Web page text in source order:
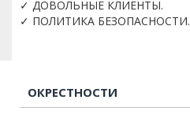
✓ ДОВОЛЬНЫЕ КЛИЕНТЫ.
✓ ПОЛИТИКА БЕЗОПАСНОСТИ.
ОКРЕСТНОСТИ